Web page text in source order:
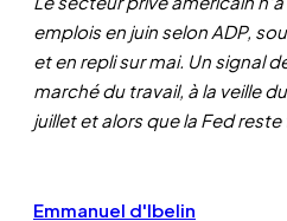
emplois en juin selon ADP,
et en repli sur mai. Un signal
marché du travail, à la veille
juillet et alors que la Fed
Emmanuel d'Ibelin